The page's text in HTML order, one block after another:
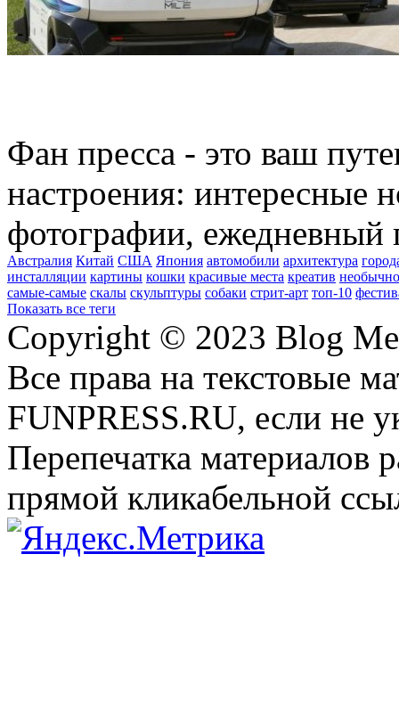
Фан пресса - это ваш
настроения: интересные
фотографии, ежедневный
Австралия Китай США Япония автомобили архитектура
инсталляции картины кошки красивые места креатив
самые-самые скалы скульптуры собаки стрит-арт топ-10
Показать все теги
Copyright © 2023 Blog
Все права на текстовые
FUNPRESS.RU, если не
Перепечатка материалов
прямой кликабельной